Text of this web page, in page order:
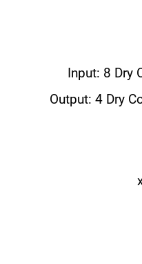
Input: 8 Dry
Output: 4 Dry